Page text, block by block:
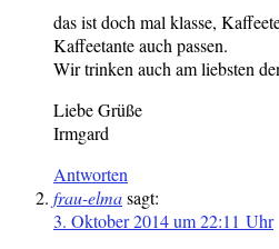
das ist doch mal klasse,
Kaffeetante auch passen.
Wir trinken auch am liebsten
Liebe Grüße
Irmgard
Antworten
frau-elmasagt:
3. Oktober 2014 um 22:11 Uhr